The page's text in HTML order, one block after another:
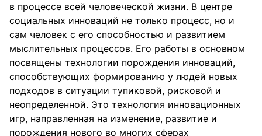
в процессе всей человеческой жизни. В центре
социальных инноваций не только процесс, но и
сам человек с его способностью и развитием
мыслительных процессов. Его работы в основном
посвящены технологии порождения инноваций,
способствующих формированию у людей новых
подходов в ситуации тупиковой, рисковой и
неопределенной. Это технология инновационных
игр, направленная на изменение, развитие и
порождения нового во многих сферах